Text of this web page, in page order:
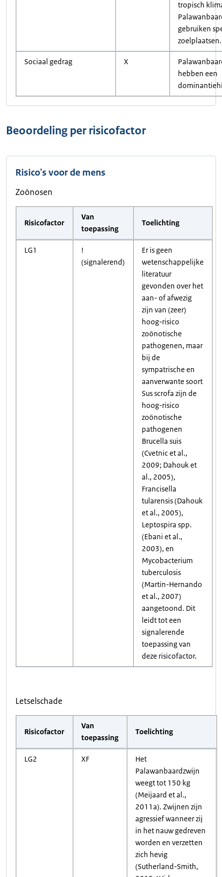
tropisch
gebruiken
zoelplaatsen.
Sociaal gedrag X
hebben een
Beoordeling per risicofactor
Risico's voor de mens
Zoönosen
Risicofactor
Van
toepassing
Toelichting
LG1
!
(signalerend)
Er is geen
wetenschappelijke
literatuur
gevonden over het
aan- of afwezig
zijn van (zeer)
hoog-risico
zoönotische
pathogenen, maar
bij de
sympatrische en
aanverwante soort
Sus scrofa zijn de
hoog-risico
zoönotische
pathogenen
Brucella suis
(Cvetnic et al.,
2009; Dahouk et
al., 2005),
Francisella
tularensis (Dahouk
et al., 2005),
Leptospira spp.
(Ebani et al.,
2003), en
Mycobacterium
tuberculosis
(Martin-Hernando
et al., 2007)
aangetoond. Dit
leidt tot een
signalerende
toepassing van
deze risicofactor.
Letselschade
Risicofactor
Van
toepassing
Toelichting
LG2 XF
Het
Palawanbaardzwijn
weegt tot 150 kg
(Meijaard et al.,
2011a). Zwijnen zijn
agressief wanneer zij
in het nauw gedreven
worden en verzetten
zich hevig
(Sutherland-Smith,